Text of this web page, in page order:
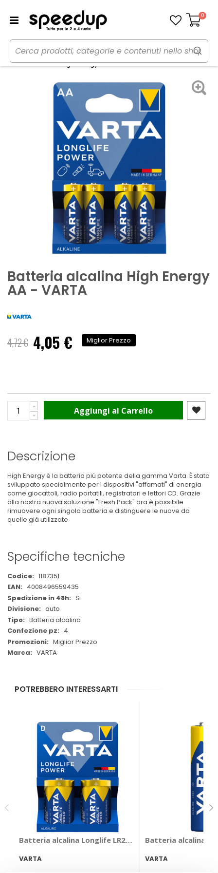
Carrello
0
Home Auto Audio elettronica mobile
Pile
Batteria alcalina High Energy AA - VARTA
Batteria alcalina High Energy
AA - VARTA
4,72 €
Prezzo
speciale
4,05 € Miglior Prezzo
Aggiungi al Carrello
Descrizione
High Energy è la batteria più potente della gamma Varta. È stata
sviluppato specialmente per i dispositivi "affamati" di energia
come giocattoli, radio portatili, registratori e lettori CD. Grazie
alla nostra nuova soluzione "Fresh Pack" ora è possibile
rimuovere ogni singola batteria e distinguere le nuove da
quelle già utilizzate
Specifiche tecniche
Maggiori
Informazioni
1187351
4008496559435
Si
auto
Batteria alcalina
4
Miglior Prezzo
VARTA
POTREBBERO INTERESSARTI
Batteria alcalina Longlife LR20 - VARTA
VARTA
Batteria alcalina
VARTA